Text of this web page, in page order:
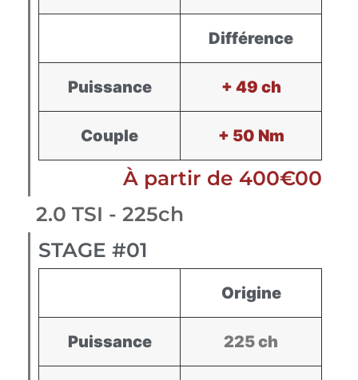
Différence
Puissance + 49 ch
Couple + 50 Nm
À partir de 400€00
2.0 TSI - 225ch
STAGE #01
Origine
Puissance 225 ch